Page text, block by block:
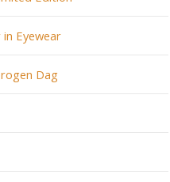
Eyewear
Dag